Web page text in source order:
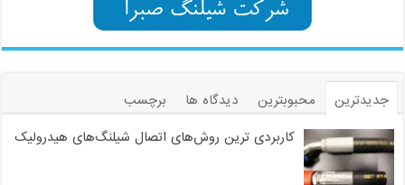
جدیدترین محبوبترین دیدگاه ها
برچسب
کاربردی ترین روش‌های اتصال شیلنگ‌های هیدرولیک